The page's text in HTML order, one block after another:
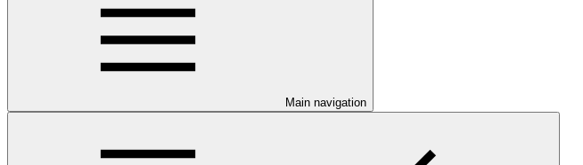
Main navigation